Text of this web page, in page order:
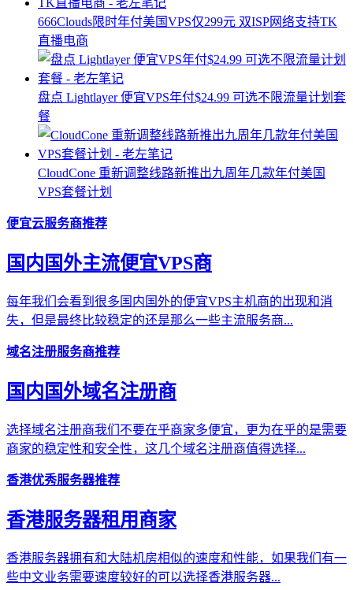
666Clouds限时年付美国VPS仅299元 双ISP网络支持TK
直播电商
盘点 Lightlayer 便宜VPS年付$24.99 可选不限流量计划套
餐
CloudCone 重新调整线路新推出九周年几款年付美国
VPS套餐计划
便宜云服务商推荐
国内国外主流便宜VPS商
每年我们会看到很多国内国外的便宜VPS主机商的出现和消
失，但是最终比较稳定的还是那么一些主流服务商...
域名注册服务商推荐
国内国外域名注册商
选择域名注册商我们不要在乎商家多便宜，更为在乎的是需要
商家的稳定性和安全性，这几个域名注册商值得选择...
香港优秀服务器推荐
香港服务器租用商家
香港服务器拥有和大陆机房相似的速度和性能，如果我们有一
些中文业务需要速度较好的可以选择香港服务器...